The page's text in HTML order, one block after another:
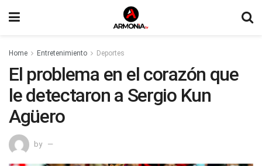
Home Entretenimiento Deportes
El problema en el corazón que
le detectaron a Sergio Kun
Agüero
by